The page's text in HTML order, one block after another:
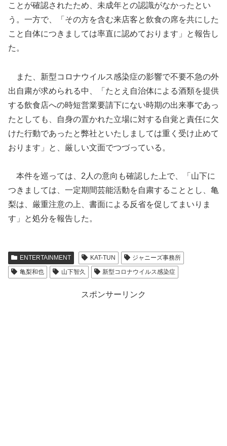
ことが確認されたため、未成年との認識がなかったとい
う。一方で、「その方を含む来店客と飲食の席を共にした
こと自体につきましては率直に認めております」と報告し
た。
また、新型コロナウイルス感染症の影響で不要不急の外
出自粛が求められる中、「たとえ自治体による酒類を提供
する飲食店への時短営業要請下にない時期の出来事であっ
たとしても、自身の置かれた立場に対する自覚と責任に欠
けた行動であったと弊社といたしましては重く受け止めて
おります」と、厳しい文面でつづっている。
本件を巡っては、2人の意向も確認した上で、「山下に
つきましては、一定期間芸能活動を自粛することとし、亀
梨は、厳重注意の上、書面による反省を促してまいりま
す」と処分を報告した。
ENTERTAINMENT KAT-TUN
ジャニーズ事務所
亀梨和也
山下智久 新型コロナウイルス感染症
スポンサーリンク